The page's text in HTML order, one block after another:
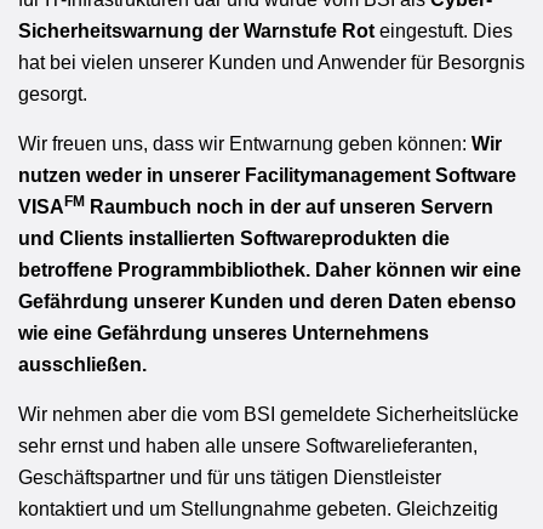
Sicherheitswarnung der Warnstufe Roteingestuft. Dies
hat bei vielen unserer Kunden und Anwender für Besorgnis
gesorgt.
Wir freuen uns, dass wir Entwarnung geben können: Wir
nutzen weder in unserer Facilitymanagement Software
VISA FM
Raumbuch noch in der auf unseren Servern
und Clients installierten Softwareprodukten die
betroffene Programmbibliothek. Daher können wir eine
Gefährdung unserer Kunden und deren Daten ebenso
wie eine Gefährdung unseres Unternehmens
ausschließen.
Wir nehmen aber die vom BSI gemeldete Sicherheitslücke
sehr ernst und haben alle unsere Softwarelieferanten,
Geschäftspartner und für uns tätigen Dienstleister
kontaktiert und um Stellungnahme gebeten. Gleichzeitig